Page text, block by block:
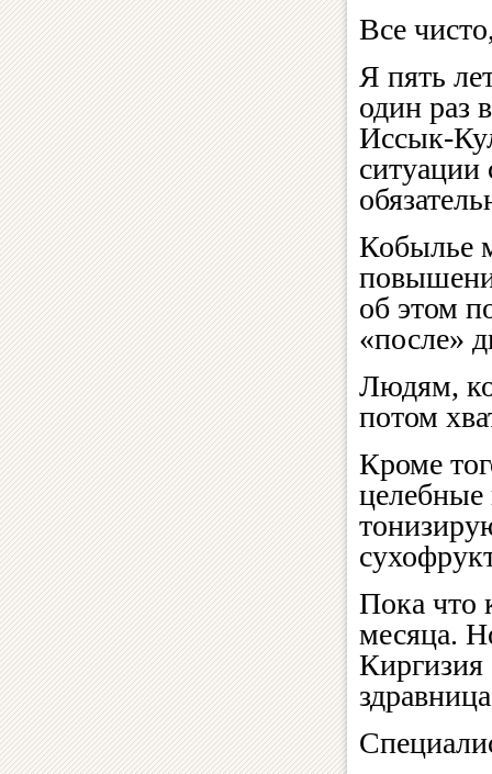
Все
Я пять
один раз
Иссык-
ситуации
Кобылье
об этом
«после»
Людям,
потом
Кроме
целебные
Пока что
месяца.
Киргизия